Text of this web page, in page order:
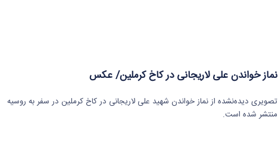
نماز خواندن علی لاریجانی در کاخ کرملین/ عکس
تصویری دیده‌نشده از نماز خواندن شهید علی لاریجانی در کاخ کرملین در سفر به روسیه
منتشر شده است.